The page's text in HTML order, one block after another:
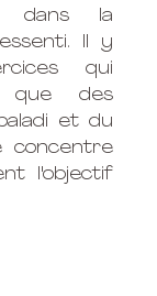
dans la
Il y
qui
que des
et du
concentre
l'objectif